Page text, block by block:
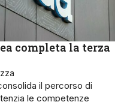
completa la terza
il percorso di
le competenze